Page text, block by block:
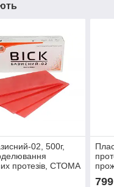
02, 500г,
протезів, СТОМА
799